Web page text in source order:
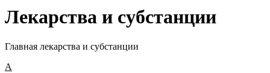
Лекарства и субстанции
Главная лекарства и субстанции
А